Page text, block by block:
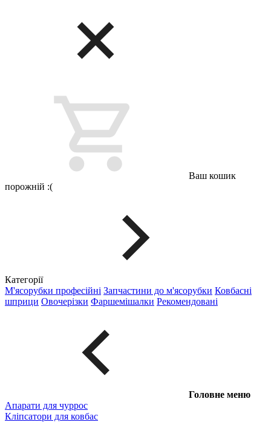
Ваш кошик
порожній :(
Категорії
М'ясорубки професійні Запчастини до м'ясорубки Ковбасні
шприци Овочерізки Фаршемішалки Рекомендовані
Головне меню
Апарати для чуррос
Кліпсатори для ковбас